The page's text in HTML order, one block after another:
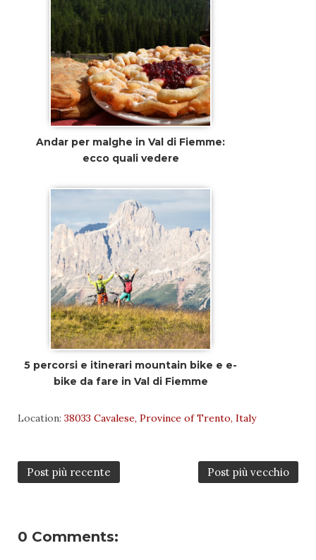
Andar per malghe in Val di Fiemme:
ecco quali vedere
5 percorsi e itinerari mountain bike e e-
bike da fare in Val di Fiemme
Location: 38033 Cavalese, Province of Trento, Italy
Post più recente Post più vecchio
0 Comments: